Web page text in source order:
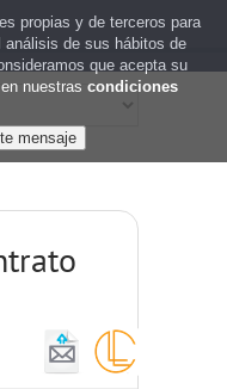
propias y de terceros para
de sus hábitos de
que acepta su
nuestras condiciones